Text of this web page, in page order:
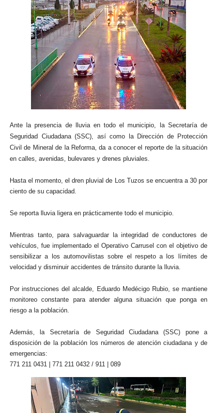
Ante la presencia de lluvia en todo el municipio, la Secretaría de
Seguridad Ciudadana (SSC), así como la Dirección de Protección
Civil de Mineral de la Reforma, da a conocer el reporte de la situación
en calles, avenidas, bulevares y drenes pluviales.
Hasta el momento, el dren pluvial de Los Tuzos se encuentra a 30 por
ciento de su capacidad.
Se reporta lluvia ligera en prácticamente todo el municipio.
Mientras tanto, para salvaguardar la integridad de conductores de
vehículos, fue implementado el Operativo Carrusel con el objetivo de
sensibilizar a los automovilistas sobre el respeto a los límites de
velocidad y disminuir accidentes de tránsito durante la lluvia.
Por instrucciones del alcalde, Eduardo Medécigo Rubio, se mantiene
monitoreo constante para atender alguna situación que ponga en
riesgo a la población.
Además, la Secretaría de Seguridad Ciudadana (SSC) pone a
disposición de la población los números de atención ciudadana y de
emergencias:
771 211 0431 | 771 211 0432 / 911 | 089